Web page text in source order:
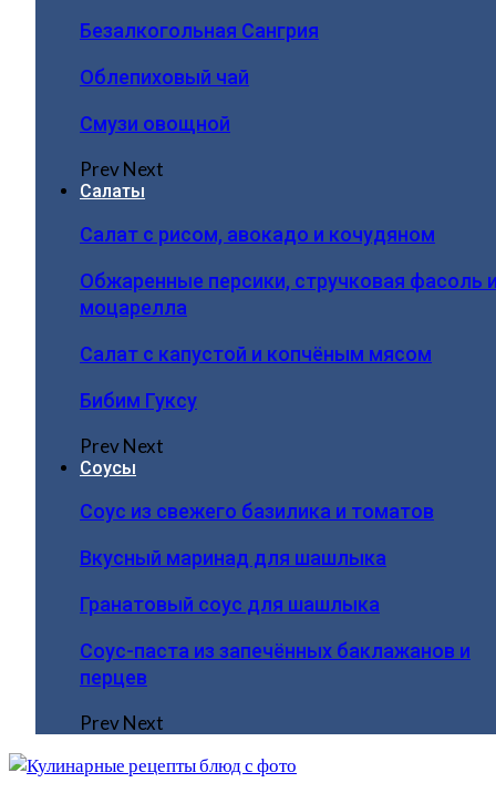
Безалкогольная Сангрия
Облепиховый чай
Смузи овощной
PrevNext
Салаты
Салат с рисом, авокадо и кочудяном
Обжаренные персики, стручковая фасоль
моцарелла
Салат с капустой и копчёным мясом
Бибим Гуксу
PrevNext
Соусы
Соус из свежего базилика и томатов
Вкусный маринад для шашлыка
Гранатовый соус для шашлыка
Соус-паста из запечённых баклажанов и
перцев
PrevNext